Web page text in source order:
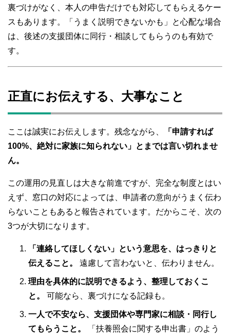
裏づけがなく、本人の申告だけでも対応してもらえるケー
スもあります。「うまく説明できないかも」と心配な場合
は、後述の支援団体に同行・相談してもらうのも有効で
す。
正直にお伝えする、大事なこと
ここは誠実にお伝えします。残念ながら、
「申請すれば
100%、絶対に家族に知られない」とまでは言い切れませ
ん。
この運用の見直しは大きな前進ですが、完全な制度とはい
えず、窓口の対応によっては、申請者の意向がうまく伝わ
らないこともあると報告されています。だからこそ、次の
3つが大切になります。
「連絡してほしくない」という意思を、はっきりと
伝えること。
遠慮して言わないと、伝わりません。
理由を具体的に説明できるよう、整理しておくこ
と。
可能なら、裏づけになる記録も。
一人で不安なら、支援団体や専門家に相談・同行し
てもらうこと。
「扶養照会に関する申出書」のよう